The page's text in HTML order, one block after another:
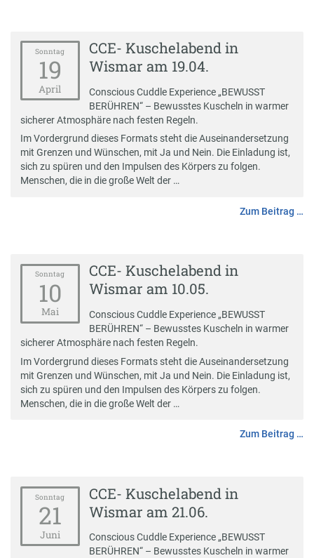
Sonntag
19
April
CCE- Kuschelabend in
Wismar am 19.04.
Conscious Cuddle Experience „BEWUSST
BERÜHREN“ – Bewusstes Kuscheln in warmer
sicherer Atmosphäre nach festen Regeln.
Im Vordergrund dieses Formats steht die Auseinandersetzung
mit Grenzen und Wünschen, mit Ja und Nein. Die Einladung ist,
sich zu spüren und den Impulsen des Körpers zu folgen.
Menschen, die in die große Welt der …
Zum Beitrag …
Sonntag
10
Mai
CCE- Kuschelabend in
Wismar am 10.05.
Conscious Cuddle Experience „BEWUSST
BERÜHREN“ – Bewusstes Kuscheln in warmer
sicherer Atmosphäre nach festen Regeln.
Im Vordergrund dieses Formats steht die Auseinandersetzung
mit Grenzen und Wünschen, mit Ja und Nein. Die Einladung ist,
sich zu spüren und den Impulsen des Körpers zu folgen.
Menschen, die in die große Welt der …
Zum Beitrag …
Sonntag
21
Juni
CCE- Kuschelabend in
Wismar am 21.06.
Conscious Cuddle Experience „BEWUSST
BERÜHREN“ – Bewusstes Kuscheln in warmer